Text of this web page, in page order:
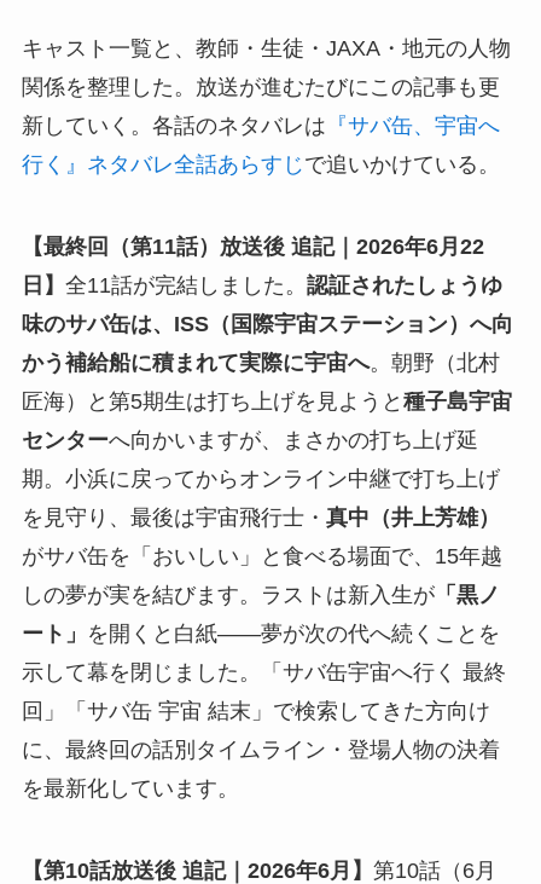
キャスト一覧と、教師・生徒・JAXA・地元の人物
関係を整理した。放送が進むたびにこの記事も更
新していく。各話のネタバレは 『サバ缶、宇宙へ
行く』ネタバレ全話あらすじで追いかけている。
【最終回（第11話）放送後 追記｜2026年6月22
日】 全11話が完結しました。 認証されたしょうゆ
味のサバ缶は、ISS（国際宇宙ステーション）へ向
かう補給船に積まれて実際に宇宙へ。朝野（北村
匠海）と第5期生は打ち上げを見ようと 種子島宇宙
センターへ向かいますが、まさかの打ち上げ延
期。小浜に戻ってからオンライン中継で打ち上げ
を見守り、最後は宇宙飛行士・ 真中（井上芳雄）
がサバ缶を「おいしい」と食べる場面で、15年越
しの夢が実を結びます。ラストは新入生が「黒ノ
ート」 を開くと白紙——夢が次の代へ続くことを
示して幕を閉じました。「サバ缶宇宙へ行く 最終
回」「サバ缶 宇宙 結末」で検索してきた方向け
に、最終回の話別タイムライン・登場人物の決着
を最新化しています。
【第10話放送後 追記｜2026年6月】 第10話（6月